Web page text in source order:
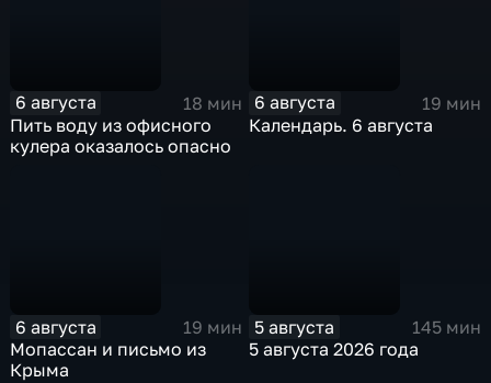
6 августа
18 мин
Пить воду из офисного
кулера оказалось опасно
6 августа
19 мин
Календарь. 6 августа
6 августа
19 мин
Мопассан и письмо из
Крыма
5 августа
145 мин
5 августа 2026 года